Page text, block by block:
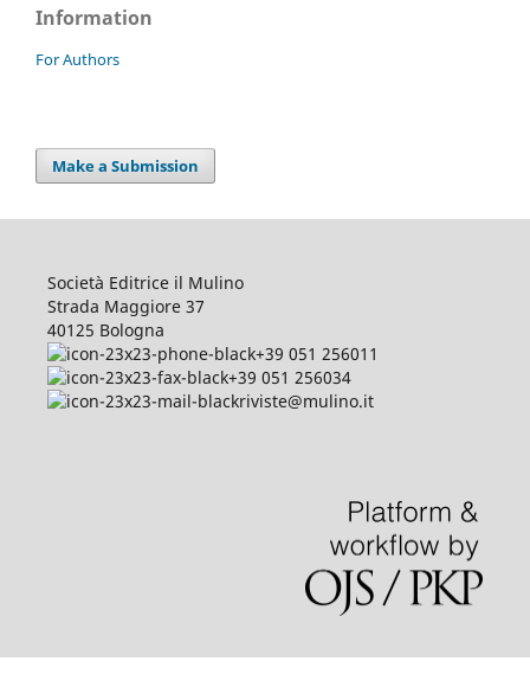
Information
For Authors
Make a Submission
Società Editrice il Mulino
Strada Maggiore 37
40125 Bologna
+39 051 256011
+39 051 256034
riviste@mulino.it